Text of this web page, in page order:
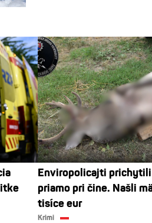
Enviropolicajti
priamo pri čine. Našli
tisíce eur
Krimi